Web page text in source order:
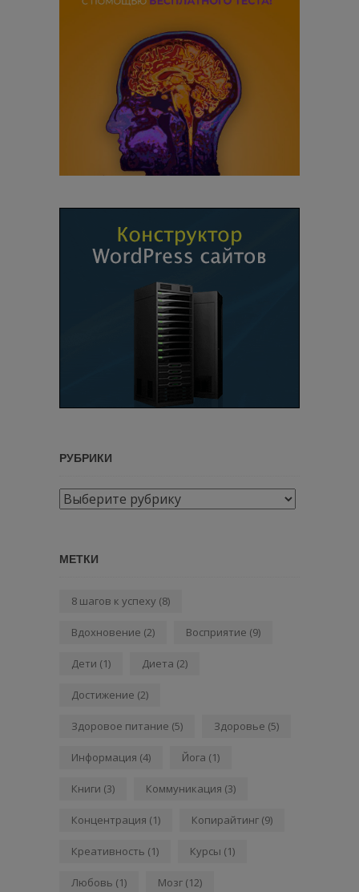
РУБРИКИ
Рубрики
МЕТКИ
8 шагов к успеху (8)
Вдохновение (2) Восприятие (9)
Дети (1) Диета (2)
Достижение (2)
Здоровое питание (5) Здоровье (5)
Информация (4) Йога (1)
Книги (3) Коммуникация (3)
Концентрация (1) Копирайтинг (9)
Креативность (1) Курсы (1)
Любовь (1) Мозг (12)